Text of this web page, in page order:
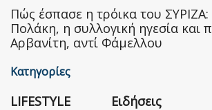
Πώς έσπασε η τρόικα του
Πολάκη, η συλλογική ηγεσία και
Αρβανίτη, αντί Φάμελλου
Κατηγορίες
LIFESTYLE
Ειδήσεις